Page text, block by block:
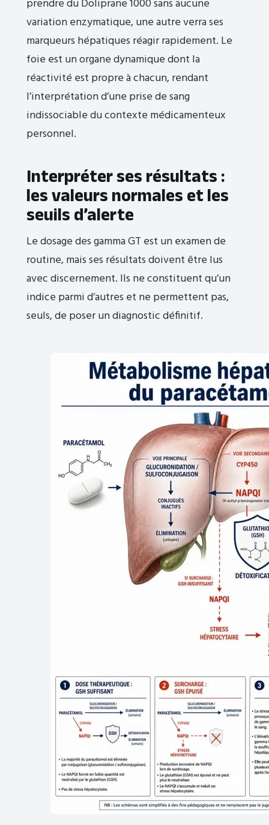
prendre du Doliprane 1000 sans aucune
variation enzymatique, une autre verra ses
marqueurs hépatiques réagir rapidement. Le
foie est un organe dynamique dont la
réactivité est propre à chacun, rendant
l’interprétation d’une prise de sang
indissociable du contexte médicamenteux
personnel.
Interpréter ses résultats :
les valeurs normales et les
seuils d’alerte
Le dosage des gamma GT est un examen de
routine, mais ses résultats doivent être lus
avec discernement. Ils ne constituent qu’un
indice parmi d’autres et ne permettent pas,
seuls, de poser un diagnostic définitif.